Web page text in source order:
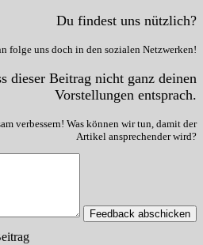
Du findest uns nützlich?
folge uns doch in den sozialen Netzwerken!
dieser Beitrag nicht ganz deinen
Vorstellungen entsprach.
verbessern! Was können wir tun, damit der
Artikel ansprechender wird?
Feedback abschicken